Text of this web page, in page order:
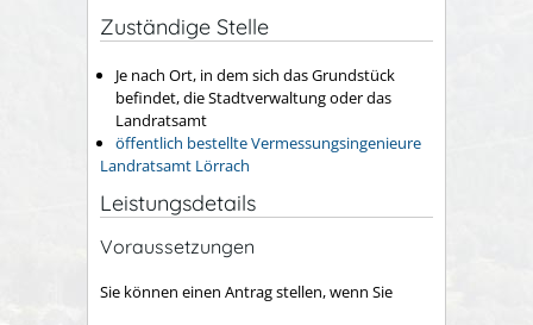
Zuständige Stelle
Je nach Ort, in dem sich das Grundstück
befindet, die Stadtverwaltung oder das
Landratsamt
öffentlich bestellte Vermessungsingenieure
Landratsamt Lörrach
Leistungsdetails
Voraussetzungen
Sie können einen Antrag stellen, wenn Sie